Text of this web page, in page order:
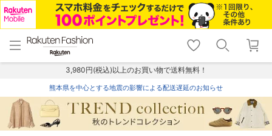
menu home
トップ
shopping_cart lock_outline
ログイン
3,980円(税込)以上のお買い物で送料無料！
熊本県を中心とする地震の影響による配送遅延のお知らせ